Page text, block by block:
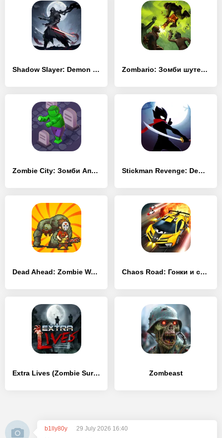
Shadow Slayer: Demon Hunter Zombario: Зомби шутер! Останови зомби-апокалипсис
Zombie City: Зомби Апокалипсис Stickman Revenge: Demon Slayer
Dead Ahead: Zombie Warfare Chaos Road: Гонки и сражения
Extra Lives (Zombie Survival Sim) Zombeast
b1lly80y
29 July 2026 16:40